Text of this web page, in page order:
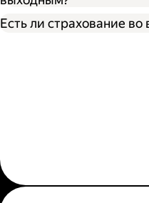
Есть ли страхование во